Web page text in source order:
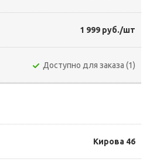
1 999 руб./шт
Доступно для заказа (1)
Кирова 46